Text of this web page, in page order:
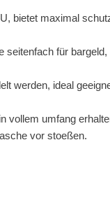
bietet maximal
für
werden, ideal
vollem umfang
vor stoeßen.